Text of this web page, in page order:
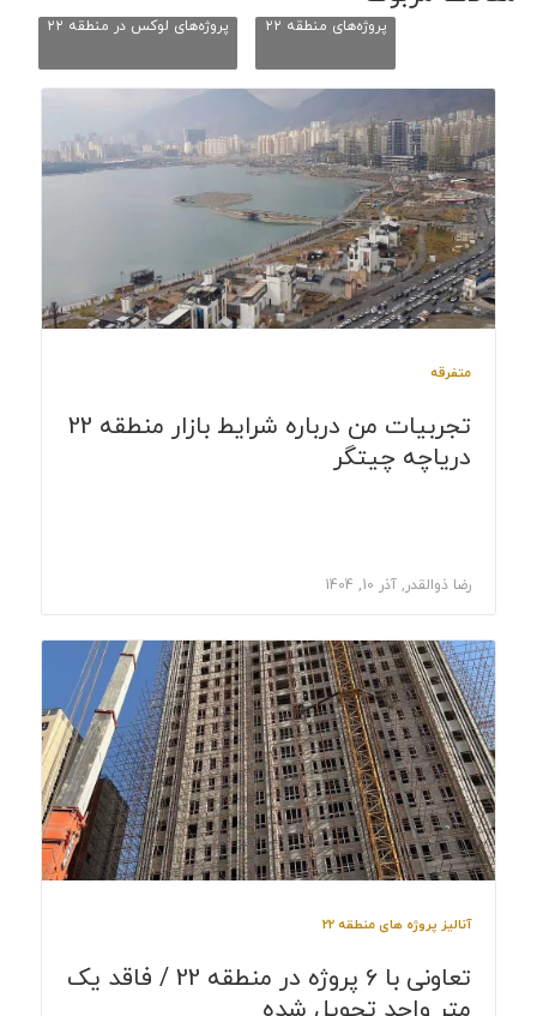
پروژه‌های لوکس در منطقه ۲۲ پروژه‌های منطقه ۲۲
متفرقه
تجربیات من درباره شرایط بازار منطقه 22
دریاچه چیتگر
رضا ذوالقدر, آذر 10, 1404
آنالیز پروژه های منطقه 22
تعاونی با 6 پروژه در منطقه 22 / فاقد یک